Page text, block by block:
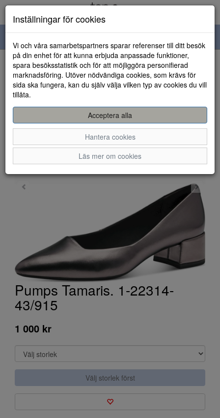
navigation
HEM
Pumps Tamaris. 1-22314-
43/915
1 000 kr
Välj storlek först
Inställningar för cookies
Vi och våra samarbetspartners sparar referenser till ditt besök
på din enhet för att kunna erbjuda anpassade funktioner,
spara besöksstatistik och för att möjliggöra personifierad
marknadsföring. Utöver nödvändiga cookies, som krävs för
sida ska fungera, kan du själv välja vilken typ av cookies du vill
tillåta.
Acceptera alla
Hantera cookies
Läs mer om cookies